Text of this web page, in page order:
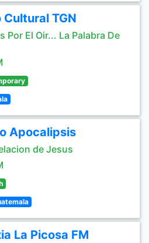
Cultural TGN
Por El Oir... La Palabra De
Apocalipsis
de Jesus
La Picosa FM